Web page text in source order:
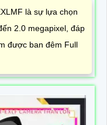
là sự lựa chọn
2.0 megapixel, đáp
được ban đêm Full